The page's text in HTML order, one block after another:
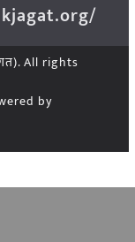
. All rights
by